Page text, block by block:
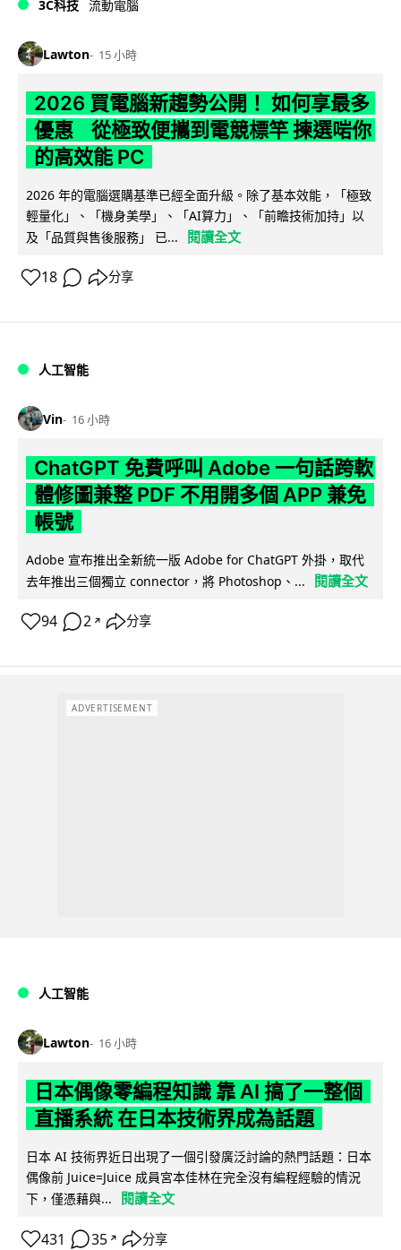
3C科技 流動電腦
Lawton 15 小時
2026 買電腦新趨勢公開！ 如何享最多
優惠 從極致便攜到電競標竿 揀選啱你
的高效能 PC
2026 年的電腦選購基準已經全面升級。除了基本效能，「極致
輕量化」、「機身美學」、「AI算力」、「前瞻技術加持」以
及「品質與售後服務」 已...
閱讀全文
18 分享
人工智能
Vin 16 小時
ChatGPT 免費呼叫 Adobe 一句話跨軟
體修圖兼整 PDF 不用開多個 APP 兼免
帳號
Adobe 宣布推出全新統一版 Adobe for ChatGPT 外掛，取代
去年推出三個獨立 connector，將 Photoshop、...
閱讀全文
94 2 ↗ 分享
ADVERTISEMENT
人工智能
Lawton 16 小時
日本偶像零編程知識 靠 AI 搞了一整個
直播系統 在日本技術界成為話題
日本 AI 技術界近日出現了一個引發廣泛討論的熱門話題：日本
偶像前 Juice=Juice 成員宮本佳林在完全沒有編程經驗的情況
下，僅憑藉與...
閱讀全文
431 35 ↗ 分享